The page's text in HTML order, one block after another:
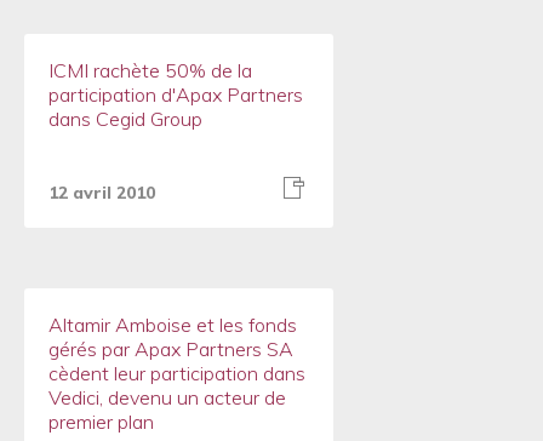
ICMI rachète 50% de la
participation d'Apax Partners
dans Cegid Group
12 avril 2010
Altamir Amboise et les fonds
gérés par Apax Partners SA
cèdent leur participation dans
Vedici, devenu un acteur de
premier plan